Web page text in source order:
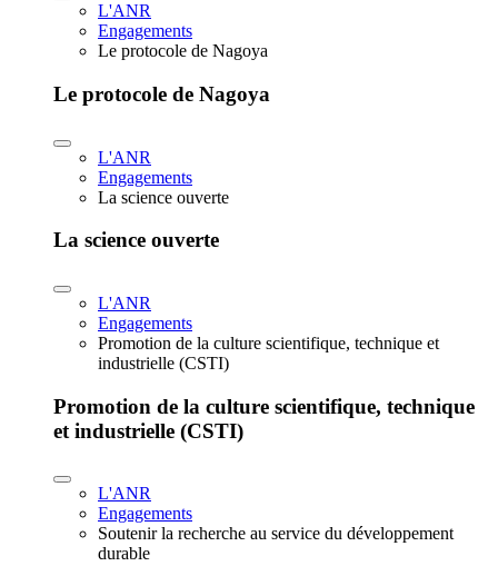
L'ANR
Engagements
Le protocole de Nagoya
Le protocole de Nagoya
L'ANR
Engagements
La science ouverte
La science ouverte
L'ANR
Engagements
Promotion de la culture scientifique, technique et
industrielle (CSTI)
Promotion de la culture scientifique, technique
et industrielle (CSTI)
L'ANR
Engagements
Soutenir la recherche au service du développement
durable